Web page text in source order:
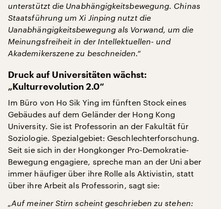
unterstützt die Unabhängigkeitsbewegung. Chinas
Staatsführung um Xi Jinping nutzt die
Uanabhängigkeitsbewegung als Vorwand, um die
Meinungsfreiheit in der Intellektuellen- und
Akademikerszene zu beschneiden.“
Druck auf Universitäten wächst:
„Kulturrevolution 2.0“
Im Büro von Ho Sik Ying im fünften Stock eines
Gebäudes auf dem Geländer der Hong Kong
University. Sie ist Professorin an der Fakultät für
Soziologie. Spezialgebiet: Geschlechterforschung.
Seit sie sich in der Hongkonger Pro-Demokratie-
Bewegung engagiere, spreche man an der Uni aber
immer häufiger über ihre Rolle als Aktivistin, statt
über ihre Arbeit als Professorin, sagt sie:
„Auf meiner Stirn scheint geschrieben zu stehen: